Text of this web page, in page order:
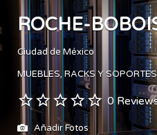
ROCHE-
Ciudad de México
MUEBLES, RACKS Y SOPORTES
0
Añadir Fotos